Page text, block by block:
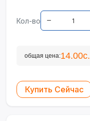
Кол-во
общая цена:14.00с.
Купить Сейчас